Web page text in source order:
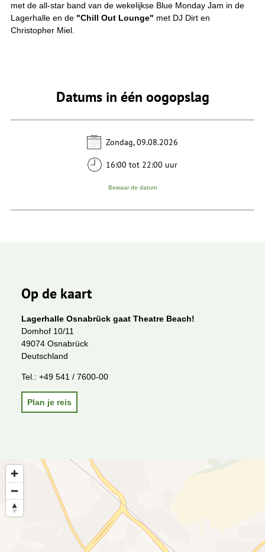
met de all-star band van de wekelijkse Blue Monday Jam in de
Lagerhalle en de "Chill Out Lounge" met DJ Dirt en
Christopher Miel.
Datums in één oogopslag
Zondag, 09.08.2026
16:00 tot 22:00 uur
Bewaar de datum
Op de kaart
Lagerhalle Osnabrück gaat Theatre Beach!
Domhof 10/11
49074 Osnabrück
Deutschland
Tel.: +49 541 / 7600-00
Plan je reis